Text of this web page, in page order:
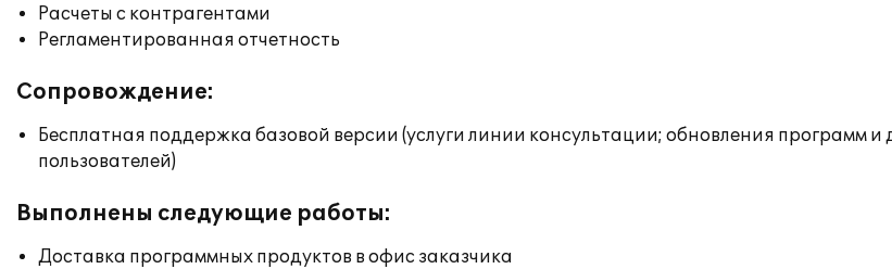
Расчеты с контрагентами
Регламентированная отчетность
Сопровождение:
Бесплатная поддержка базовой версии (услуги линии консультации; обновления программ
пользователей)
Выполнены следующие работы:
Доставка программных продуктов в офис заказчика